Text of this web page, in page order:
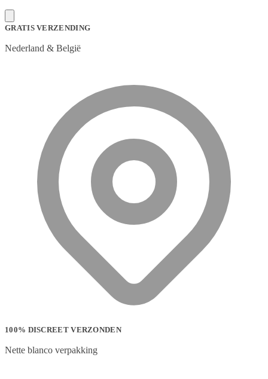
GRATIS VERZENDING
Nederland & België
100% DISCREET VERZONDEN
Nette blanco verpakking